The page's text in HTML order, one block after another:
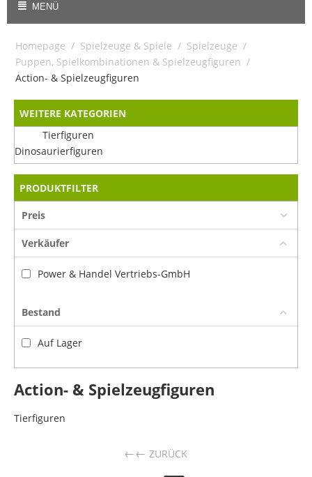
MENÜ
Homepage / Spielzeuge & Spiele / Spielzeuge /
Puppen, Spielkombinationen & Spielzeugfiguren /
Action- & Spielzeugfiguren
WEITERE KATEGORIEN
Tierfiguren
Dinosaurierfiguren
PRODUKTFILTER
Preis
Verkäufer
Power & Handel Vertriebs-GmbH
Bestand
Auf Lager
Action- & Spielzeugfiguren
Tierfiguren
← ZURÜCK